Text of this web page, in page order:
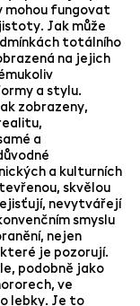
mohou fungovat
Jak může
totálního
na jejich
a stylu.
zobrazeny,
a
a kulturních
skvělou
nevytvářejí
smyslu
nejen
je pozorují.
podobně jako
ve
lebky. Je to